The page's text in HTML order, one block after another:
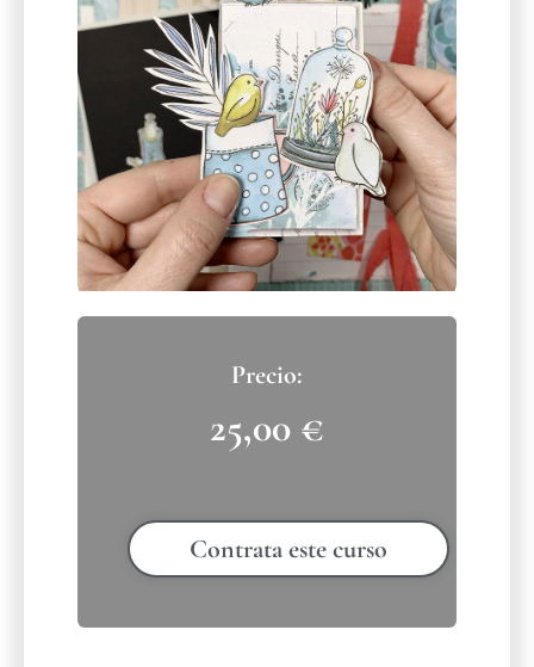
25,00 €
Contrata este curso